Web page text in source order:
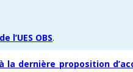
l’UES OBS.
la dernière proposition